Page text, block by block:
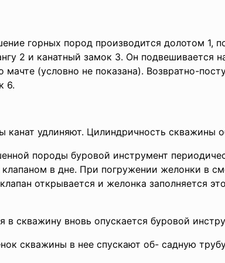
горных пород производится долотом 1,
2 и канатный замок 3. Он подвешивается
мачте (условно не показана). Возвратно-
6.
канат удлиняют. Цилиндричность скважины
породы буровой инструмент
в дне. При погружении желонки в
открывается и желонка заполняется
в скважину вновь опускается буровой
скважины в нее спускают об- садную